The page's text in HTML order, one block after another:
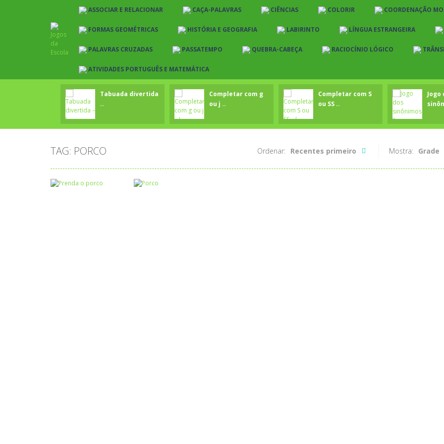
ASSOCIAR E RELACIONAR CAÇA-PALAVRAS CIÊNCIAS COLORIR COORDENAÇÃO
FORMAS GEOMÉTRICAS HISTÓRIA E GEOGRAFIA LABIRINTO LÍNGUA ESTRANGEIRA
PALAVRAS CRUZADAS PASSATEMPO QUEBRA-CABEÇA RACIOCÍNIO LÓGICO
ATIVIDADES PORTUGUÊS E MATEMÁTICA
Tabuada divertida
..
Completar com g
ou j ..
Completar com S
ou SS ..
Jogo
TAG: PORCO Mostra: Grade
Ordenar: Recentes primeiro